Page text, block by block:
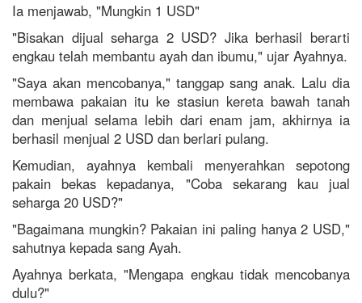
Ia menjawab, "Mungkin 1 USD"
"Bisakan dijual seharga 2 USD? Jika berhasil berarti
engkau telah membantu ayah dan ibumu," ujar Ayahnya.
"Saya akan mencobanya," tanggap sang anak. Lalu dia
membawa pakaian itu ke stasiun kereta bawah tanah
dan menjual selama lebih dari enam jam, akhirnya ia
berhasil menjual 2 USD dan berlari pulang.
Kemudian, ayahnya kembali menyerahkan sepotong
pakain bekas kepadanya, "Coba sekarang kau jual
seharga 20 USD?"
"Bagaimana mungkin? Pakaian ini paling hanya 2 USD,"
sahutnya kepada sang Ayah.
Ayahnya berkata, "Mengapa engkau tidak mencobanya
dulu?"